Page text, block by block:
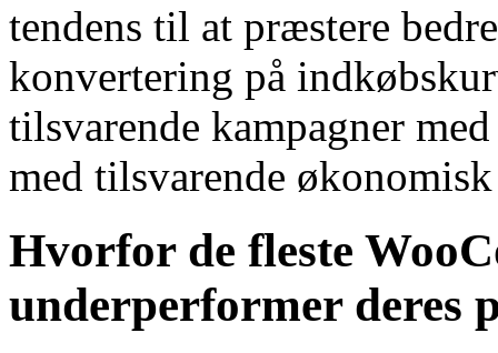
tendens til at præstere
konvertering på
tilsvarende kampagner
med tilsvarende
Hvorfor de fleste
underperformer deres